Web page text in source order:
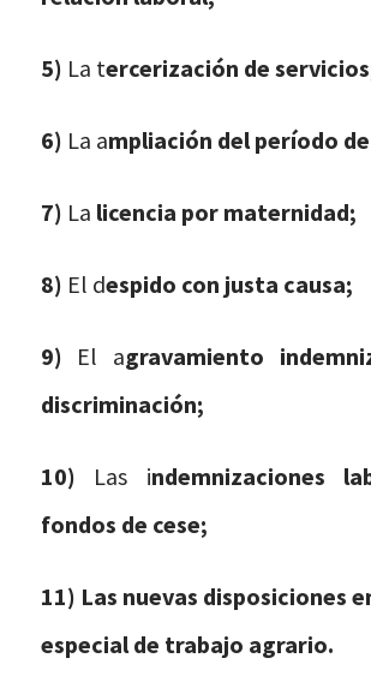
5) La tercerización de
6) La ampliación del período
7) La licencia por maternidad;
8) El despido con justa causa;
9) El agravamiento
discriminación;
10) Las indemnizaciones
fondos de cese;
11) Las nuevas disposiciones
especial de trabajo agrario.